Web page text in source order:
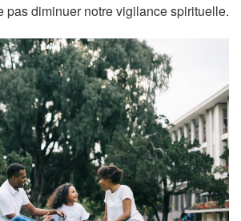
pas diminuer notre vigilance spirituelle.